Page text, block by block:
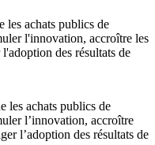
les achats publics de
l'innovation, accroître les
des résultats de
les achats publics de
l’innovation, accroître
l’adoption des résultats de